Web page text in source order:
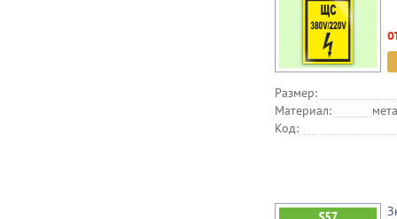
Размер:
Материал:
Код: